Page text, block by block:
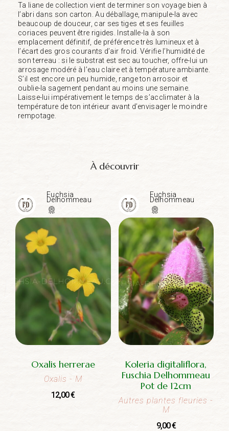
Ta liane de collection vient de terminer son voyage bien à
l’abri dans son carton. Au déballage, manipule-la avec
beaucoup de douceur, car ses tiges et ses feuilles
coriaces peuvent être rigides. Installe-la à son
emplacement définitif, de préférence très lumineux et à
l’écart des gros courants d’air froid. Vérifie l’humidité de
son terreau : si le substrat est sec au toucher, offre-lui un
arrosage modéré à l’eau claire et à température ambiante.
S’il est encore un peu humide, range ton arrosoir et
oublie-la sagement pendant au moins une semaine.
Laisse-lui impérativement le temps de s’acclimater à la
température de ton intérieur avant d’envisager le moindre
rempotage.
À découvrir
Fuchsia
Delhommeau
Oxalis herrerae
Oxalis - M
12,00€
Fuchsia
Delhommeau
Koleria digitaliflora,
Fuschia Delhommeau
Pot de 12cm
Autres plantes fleuries -
M
9,00€